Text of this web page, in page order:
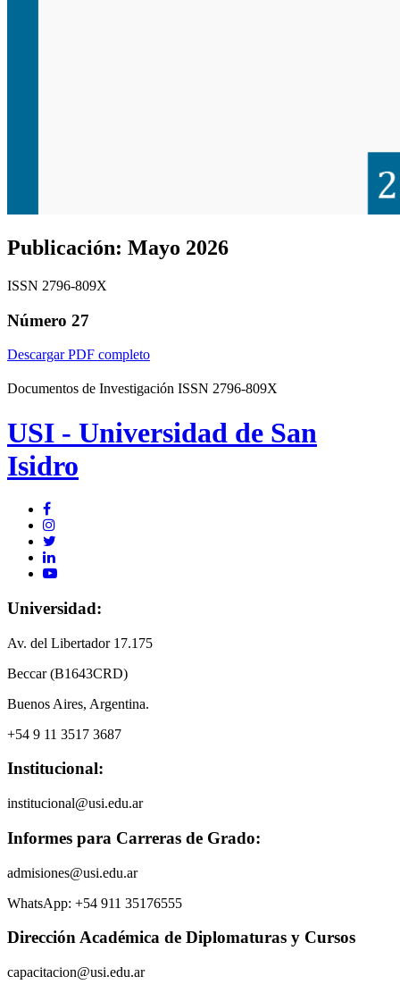
Publicación: Mayo 2026
ISSN 2796-809X
Número 27
Descargar PDF completo
Documentos de Investigación ISSN 2796-809X
USI - Universidad de San
Isidro
Universidad:
Av. del Libertador 17.175
Beccar (B1643CRD)
Buenos Aires, Argentina.
+54 9 11 3517 3687
Institucional:
institucional@usi.edu.ar
Informes para Carreras de Grado:
admisiones@usi.edu.ar
WhatsApp: +54 911 35176555
Dirección Académica de Diplomaturas y Cursos
capacitacion@usi.edu.ar